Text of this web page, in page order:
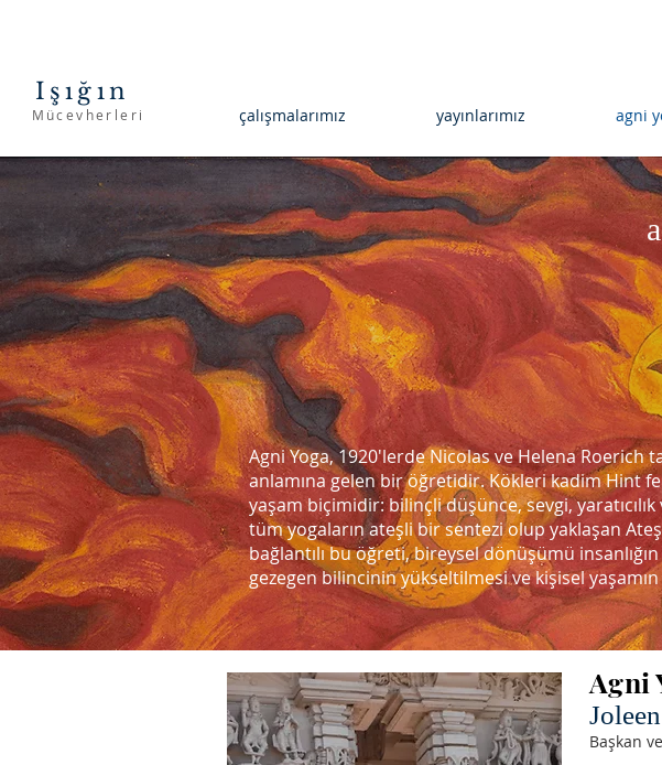
Işığın
Mücevherleri çalışmalarımız yayınlarımız agni
Agni Yoga, 1920'lerde Nicolas ve Helena Roerich
anlamına gelen bir öğretidir. Kökleri kadim Hint
yaşam biçimidir: bilinçli düşünce, sevgi,
tüm yogaların ateşli bir sentezi olup yaklaşan
bağlantılı bu öğreti, bireysel dönüşümü insanlığın
gezegen bilincinin yükseltilmesi ve kişisel
Agni
Başkan